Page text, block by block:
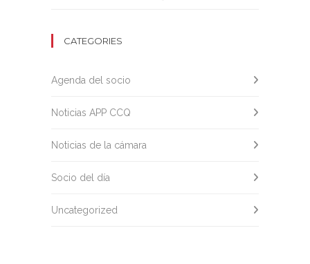
CATEGORIES
Agenda del socio
Noticias APP CCQ
Noticias de la cámara
Socio del día
Uncategorized